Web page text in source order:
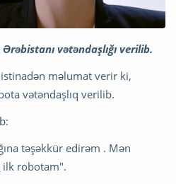
vətəndaşlığı verilib.
məlumat verir ki,
vətəndaşlıq verilib.
təşəkkür edirəm . Mən
ilk robotam".